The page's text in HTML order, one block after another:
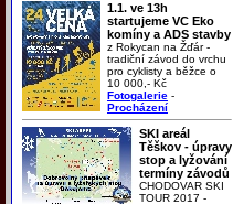
1.1. ve 13h
startujeme VC Eko
komíny a ADS stavby
z Rokycan na Žďár -
tradiční závod do vrchu
pro cyklisty a běžce o
10 000,- Kč
Fotogalerie -
Procházení
SKI areál
Těškov - úpravy
stop a lyžování
termíny závodů
CHODOVAR SKI
TOUR 2017 -